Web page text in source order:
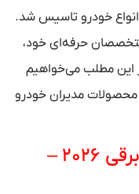
خودرو تاسیس شد.
حرفه‌ای خود،
این مطلب می‌خواهیم
مدیران خودرو
شرایط فروش فونیکس FX برقی ۲۰۲۶ –